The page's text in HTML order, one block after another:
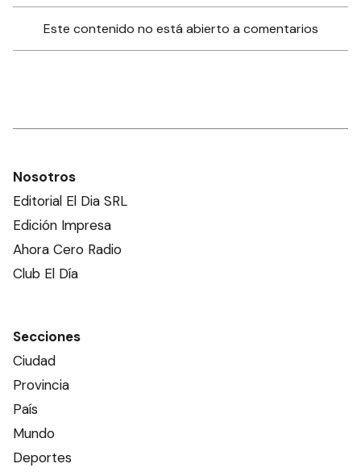
Este contenido no está abierto a comentarios
Nosotros
Editorial El Dia SRL
Edición Impresa
Ahora Cero Radio
Club El Día
Secciones
Ciudad
Provincia
País
Mundo
Deportes